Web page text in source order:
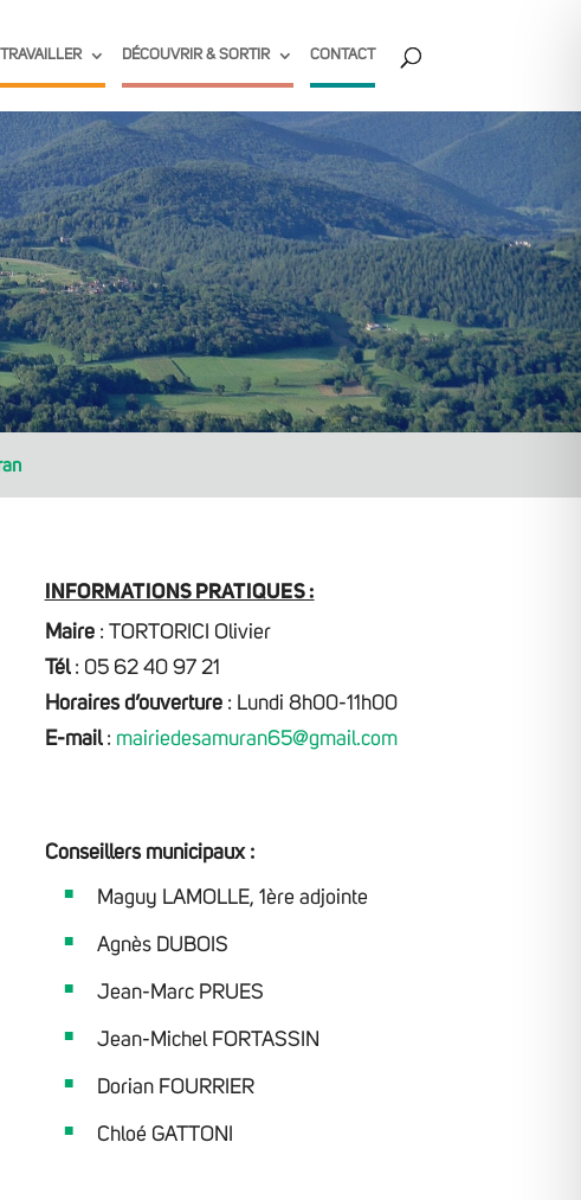
DÉCOUVRIR & SORTIR CONTACT
INFORMATIONS PRATIQUES :
Maire : TORTORICI Olivier
Tél : 05 62 40 97 21
Horaires d’ouverture: Lundi 8h00-11h00
E-mail: mairiedesamuran65@gmail.com
Conseillers municipaux :
Maguy LAMOLLE, 1ère adjointe
Agnès DUBOIS
Jean-Marc PRUES
Jean-Michel FORTASSIN
Dorian FOURRIER
Chloé GATTONI